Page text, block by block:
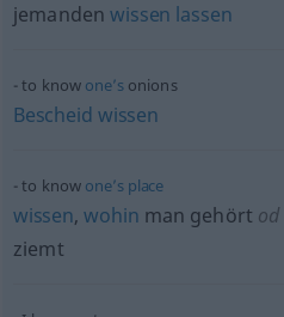
jemandenwissen lassen
to know one’sonions
Bescheid wissen
to know one’s place
wissen,wohin man gehört od
ziemt